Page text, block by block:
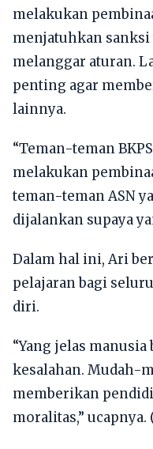
melakukan
menjatuhkan sanksi
melanggar aturan.
penting agar
lainnya.
“Teman-teman
melakukan
teman-teman ASN
dijalankan supaya
Dalam hal ini, Ari
pelajaran bagi
diri.
“Yang jelas
kesalahan. Mudah-
memberikan
moralitas,” ucapnya.